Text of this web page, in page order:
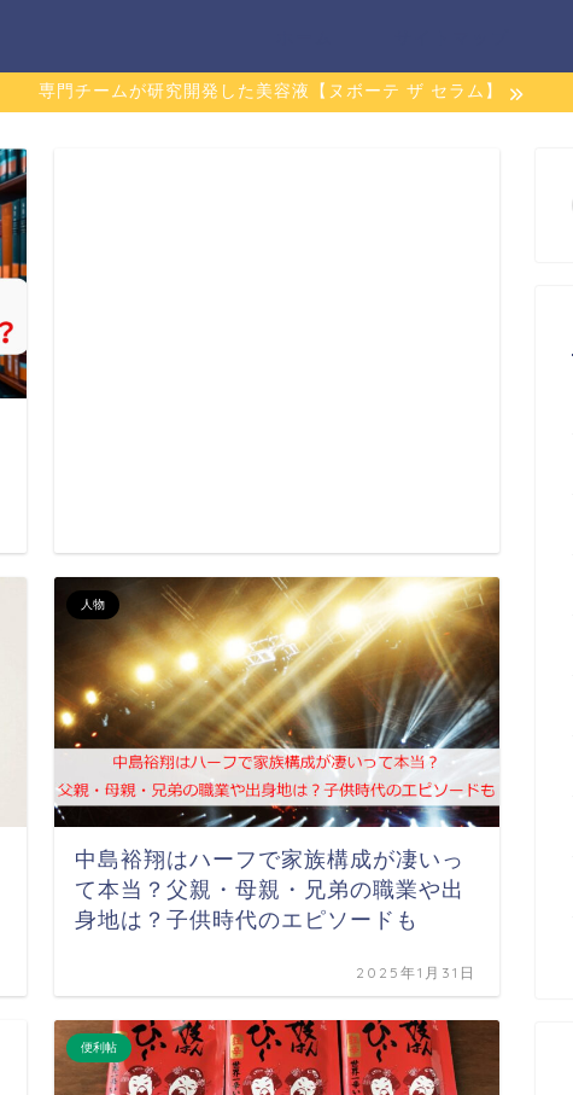
専門チームが研究開発した美容液【ヌボーテ ザ セラム】
人物
中島裕翔はハーフで家族構成が凄いっ
て本当？父親・母親・兄弟の職業や出
身地は？子供時代のエピソードも
2025年1月31日
便利帖